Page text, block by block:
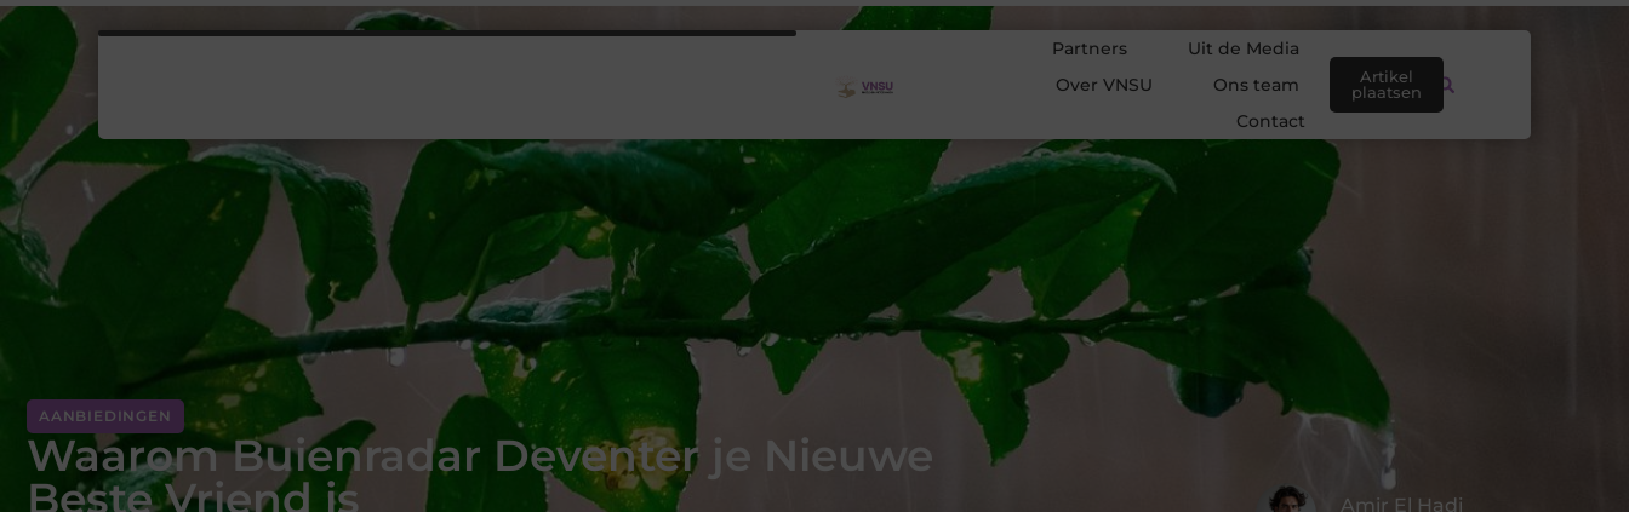
Partners
Uit de Media
Over VNSU
Ons team
Contact
Artikel
plaatsen
AANBIEDINGEN
Waarom Buienradar Deventer je Nieuwe
Beste Vriend is
Amir El Hadi